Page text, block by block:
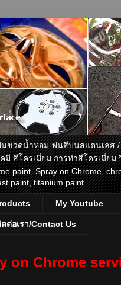
วดน้ำหอม-พ่นสีบนสแตนเลส /
มี สีโครเมี่ยม การทำสีโครเมี่
paint, Spray on Chrome,
paint, titanium paint
My Youtube
ต่อเรา/Contact Us
on Chrome